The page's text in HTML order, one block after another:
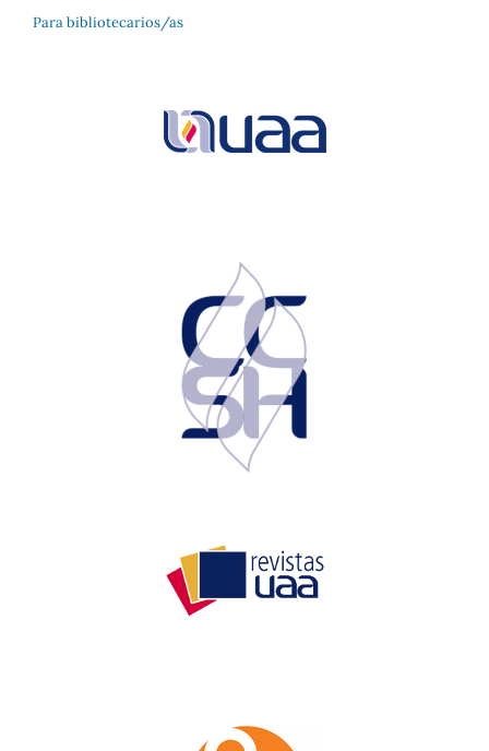
Para bibliotecarios/as